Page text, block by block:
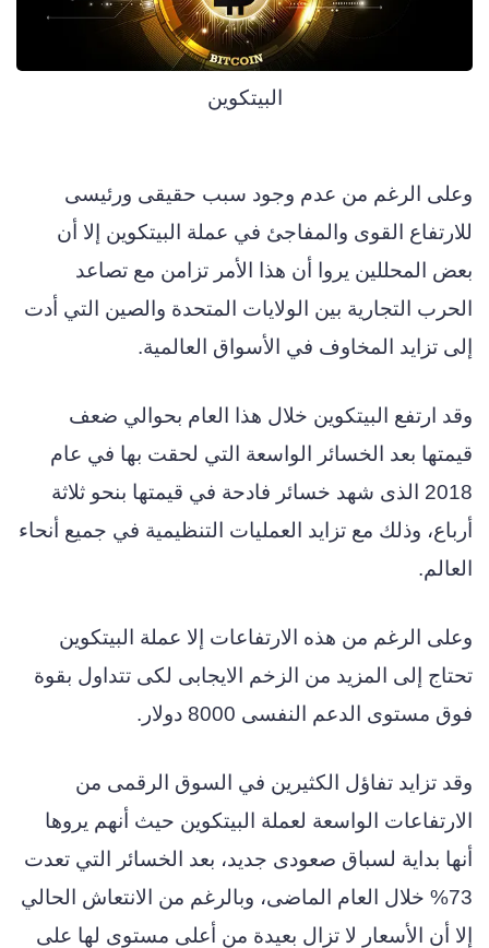
البيتكوين
وعلى الرغم من عدم وجود سبب حقيقى ورئيسى
للارتفاع القوى والمفاجئ في عملة البيتكوين إلا أن
بعض المحللين يروا أن هذا الأمر تزامن مع تصاعد
الحرب التجارية بين الولايات المتحدة والصين التي أدت
إلى تزايد المخاوف في الأسواق العالمية.
وقد ارتفع البيتكوين خلال هذا العام بحوالي ضعف
قيمتها بعد الخسائر الواسعة التي لحقت بها في عام
2018 الذى شهد خسائر فادحة في قيمتها بنحو ثلاثة
أرباع، وذلك مع تزايد العمليات التنظيمية في جميع أنحاء
العالم.
وعلى الرغم من هذه الارتفاعات إلا عملة البيتكوين
تحتاج إلى المزيد من الزخم الايجابى لكى تتداول بقوة
فوق مستوى الدعم النفسى 8000 دولار.
وقد تزايد تفاؤل الكثيرين في السوق الرقمى من
الارتفاعات الواسعة لعملة البيتكوين حيث أنهم يروها
أنها بداية لسباق صعودى جديد، بعد الخسائر التي تعدت
73% خلال العام الماضى، وبالرغم من الانتعاش الحالي
إلا أن الأسعار لا تزال بعيدة من أعلى مستوى لها على